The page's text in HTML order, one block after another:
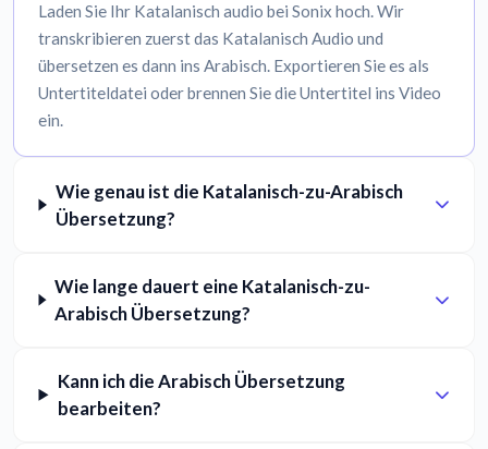
Laden Sie Ihr Katalanisch audio bei Sonix hoch. Wir
transkribieren zuerst das Katalanisch Audio und
übersetzen es dann ins Arabisch. Exportieren Sie es als
Untertiteldatei oder brennen Sie die Untertitel ins Video
ein.
Wie genau ist die Katalanisch-zu-Arabisch
Übersetzung?
Wie lange dauert eine Katalanisch-zu-
Arabisch Übersetzung?
Kann ich die Arabisch Übersetzung
bearbeiten?